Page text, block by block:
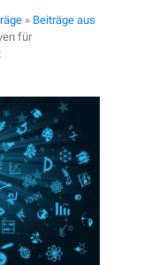
» Beiträge aus
für